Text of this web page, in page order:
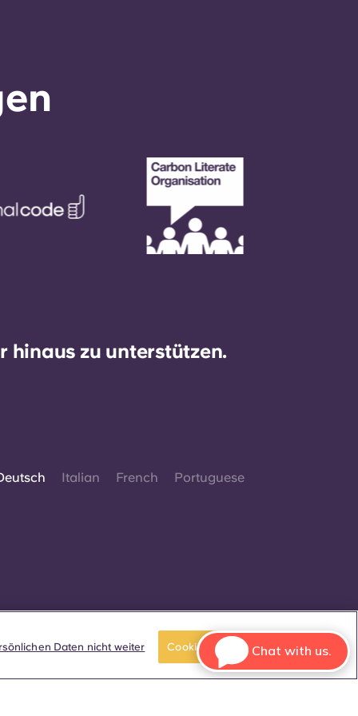
hinaus zu unterstützen.
Italian French Portuguese
dieser Website Begriffe verwendet werden, die
ein bestimmtes Geschlecht beziehen, gelten
alle, unabhängig vom Geschlecht.
Daten nicht weiter Cookies akzeptierenChat with us.